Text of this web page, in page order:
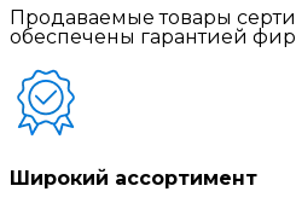
Продаваемые товары
обеспечены гарантией
Широкий ассортимент